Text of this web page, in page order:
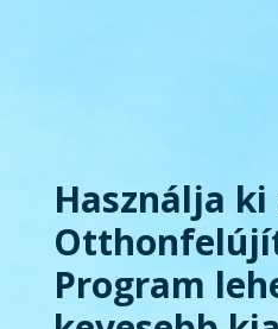
Használja
Program